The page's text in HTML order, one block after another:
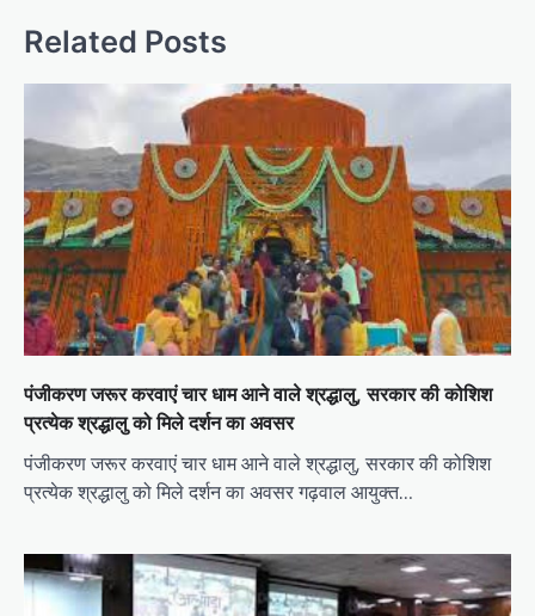
n
a
v
i
g
a
t
i
o
n
Related Posts
पंजीकरण जरूर करवाएं चार धाम आने वाले श्रद्धालु, सरकार की कोशिश
प्रत्येक श्रद्धालु को मिले दर्शन का अवसर
पंजीकरण जरूर करवाएं चार धाम आने वाले श्रद्धालु, सरकार की कोशिश
प्रत्येक श्रद्धालु को मिले दर्शन का अवसर गढ़वाल आयुक्त…